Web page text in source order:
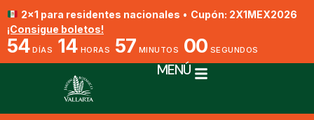
2x1 para residentes nacionales • Cupón: 2X1MEX2026
¡Consigue boletos!
54 DÍAS 14 HORAS 57 MINUTOS 00 SEGUNDOS
MENÚ